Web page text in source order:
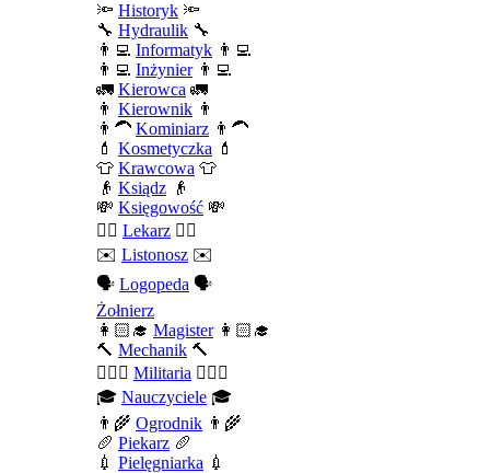
🔦 Historyk 🔦
🔧 Hydraulik 🔧
👨‍💻 Informatyk 👨‍💻
👨‍💻 Inżynier👨‍💻
🚛 Kierowca 🚛
👨 Kierownik 👨
👨‍🦱 Kominiarz 👨‍🦱
💄 Kosmetyczka 💄
👕 Krawcowa 👕
👴 Ksiądz 👴
💸 Księgowość 💸
👨‍⚕️ Lekarz 👨‍⚕️
✉️ Listonosz ✉️
🗣️ Logopeda 🗣️
Żołnierz
👩🏻‍🎓 Magister👩🏻‍🎓
🔨 Mechanik 🔨
💂🏻‍♂️ Militaria 💂🏻‍♂️
🎓 Nauczyciele 🎓
👨‍🌾 Ogrodnik 👨‍🌾
🥖 Piekarz 🥖
💉 Pielęgniarka 💉